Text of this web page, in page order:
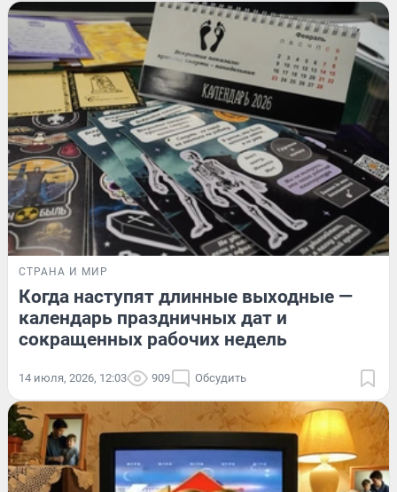
СТРАНА И МИР
Когда наступят длинные выходные —
календарь праздничных дат и
сокращенных рабочих недель
14 июля, 2026, 12:03 909 Обсудить